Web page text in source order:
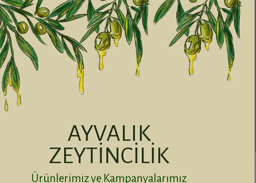
AYVALIK
ZEYTİNCİLİK
Ürünlerimiz ve Kampanyalarımız